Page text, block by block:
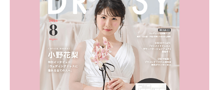
ング診断」か、体験型 […]
続きを読む